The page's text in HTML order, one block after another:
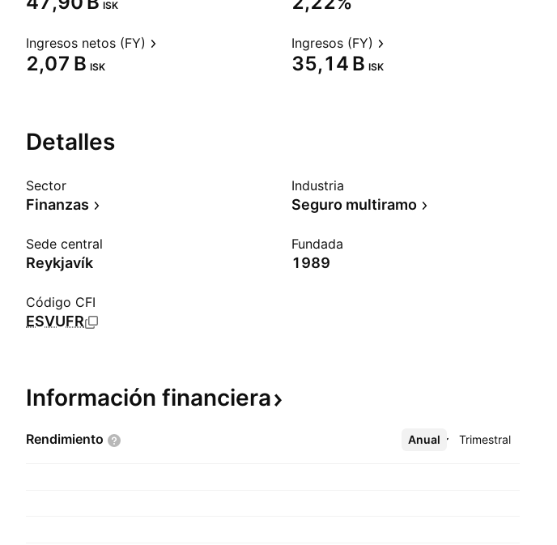
ISK
Ingresos netos (FY)
‪2,07 B‬ ISK
Ingresos (FY)
‪35,14 B‬ ISK
Detalles
Sector
Finanzas
Industria
Seguro multiramo
Sede central
Reykjavík
Fundada
1989
Código CFI
ESVUFR
Información financiera
Rendimiento Anual Trimestral
Más